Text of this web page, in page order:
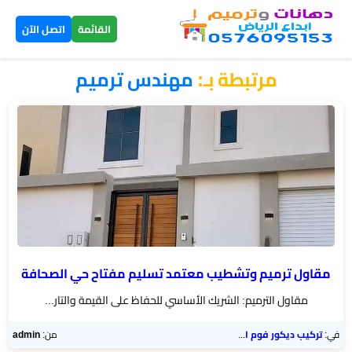
القائمة اتصل الآن ×
دهانات
داخلية
الرياض
دهانات
خارجية
الرياض
بديل
مرتبطة بـ:​مهندس ترميم
مقاول ترميم وتشطيب معتمد تسليم مفتاح حي الصحافة
مقاول الترميم: الشريك الأساسي للحفاظ على القيمة والتار...
في:تركيب ديكور فوم الرياض من:admin